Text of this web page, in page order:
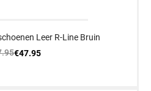
Leer R-Line Bruin
€47.95